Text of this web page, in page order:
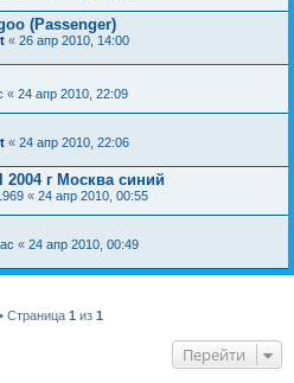
(Passenger)
« 26 апр 2010, 14:00
« 24 апр 2010, 22:09
« 24 апр 2010, 22:06
г Москва синий
« 24 апр 2010, 00:55
« 24 апр 2010, 00:49
Страница 1 из 1
Перейти